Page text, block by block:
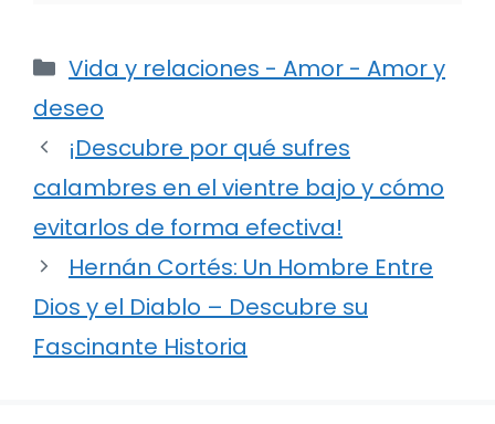
Categorías
Vida y relaciones - Amor - Amor y
deseo
¡Descubre por qué sufres
calambres en el vientre bajo y cómo
evitarlos de forma efectiva!
Hernán Cortés: Un Hombre Entre
Dios y el Diablo – Descubre su
Fascinante Historia